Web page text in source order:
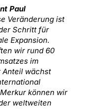
Paul
Veränderung ist
Schritt für
Expansion.
wir rund 60
im
Anteil wächst
können wir
weltweiten